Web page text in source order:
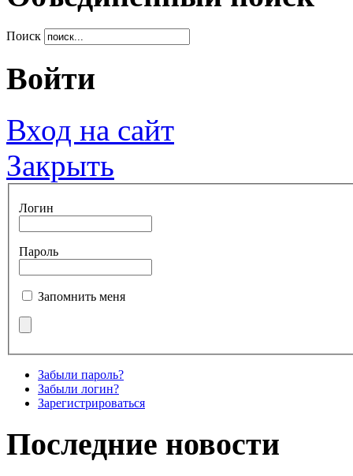
Поиск
Войти
Вход на сайт
Закрыть
Логин
Пароль
Запомнить меня
Забыли пароль?
Забыли логин?
Зарегистрироваться
Последние новости